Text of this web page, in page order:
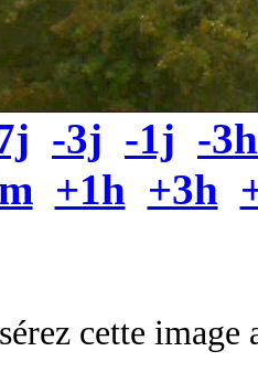
-3j -1j -3h
+1h +3h
cette